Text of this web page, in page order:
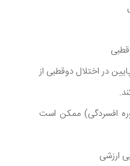
در اختلال دوقطبی از
افسردگی) ممکن است
ارزشی